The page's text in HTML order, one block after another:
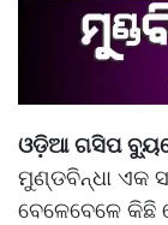
ଓଡ଼ିଆ ଗସିପ
ମୁଣ୍ଡବିନ୍ଧା ଏକ
ବେଳେବେଳେ କିଛି